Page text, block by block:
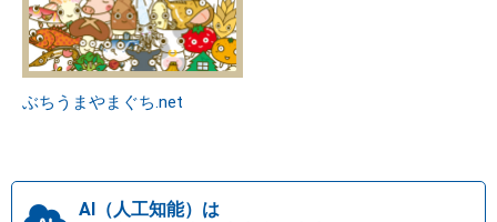
ぶちうまやまぐち.net
AI（人工知能）は